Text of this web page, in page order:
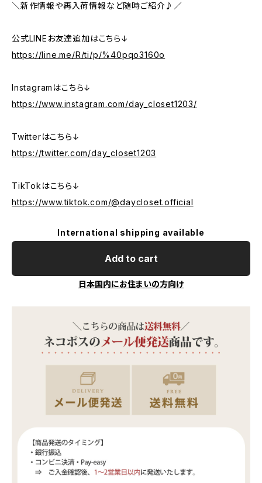
＼新作情報や再入荷情報など随時ご紹介♪／
公式LINEお友達追加はこちら↓
https://line.me/R/ti/p/%40pqo3160o
Instagramはこちら↓
https://www.instagram.com/day_closet1203/
Twitterはこちら↓
https://twitter.com/day_closet1203
TikTokはこちら↓
https://www.tiktok.com/@daycloset.official
International shipping available
Add to cart
日本国内にお住まいの方向け